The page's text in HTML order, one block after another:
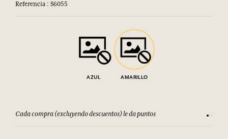
Referencia : S6055
AZUL AMARILLO
Cada compra (excluyendo descuentos) le da puntos